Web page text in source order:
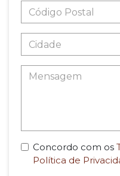
Concordo com os
Política de